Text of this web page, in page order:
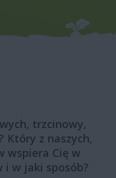
trzcinowy,
Który z naszych,
wspiera Cię w
i w jaki sposób?